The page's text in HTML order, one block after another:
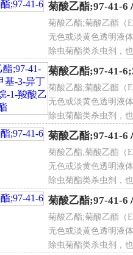
菊酸乙酯;97-41-6 /
菊酸乙酯;菊酸乙酯（
无色或淡黄色透明液
除虫菊酯类杀虫剂，
酯;菊酸乙酯;菊酸乙酯
菊酸乙酯;97-41-
菊酸乙酯;菊酸乙酯（
无色或淡黄色透明液
除虫菊酯类杀虫剂，
酯;菊酸乙酯;菊酸乙酯
菊酸乙酯;97-41-6 /
菊酸乙酯;菊酸乙酯（
无色或淡黄色透明液
除虫菊酯类杀虫剂，
酯;菊酸乙酯;菊酸乙酯
菊酸乙酯;97-41-6 /
菊酸乙酯;菊酸乙酯（
无色或淡黄色透明液
除虫菊酯类杀虫剂，